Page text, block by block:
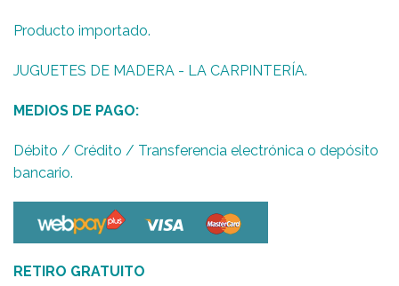
Producto importado.
JUGUETES DE MADERA - LA CARPINTERÍA.
MEDIOS DE PAGO:
Débito / Crédito / Transferencia electrónica o depósito
bancario.
RETIRO GRATUITO